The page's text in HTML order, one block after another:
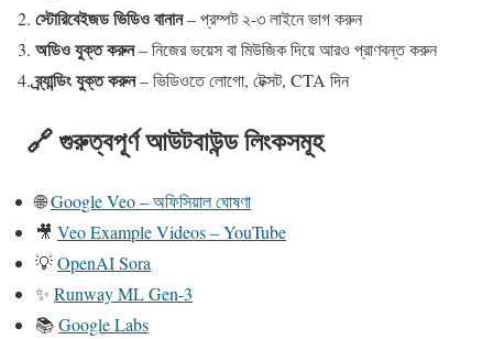
স্টোরিবেইজড ভিডিও বানান– প্রম্পট ২-৩ লাইনে ভাগ করুন
অডিও যুক্ত করুন– নিজের ভয়েস বা মিউজিক দিয়ে আরও প্রাণবন্ত করুন
ব্র্যান্ডিং যুক্ত করুন– ভিডিওতে লোগো, টেক্সট, CTA দিন
🔗 গুরুত্বপূর্ণ আউটবাউন্ড লিংকসমূহ
🌐Google Veo – অফিসিয়াল ঘোষণা
🎥 Veo Example Videos – YouTube
💡OpenAI Sora
✨ Runway ML Gen-3
📚Google Labs